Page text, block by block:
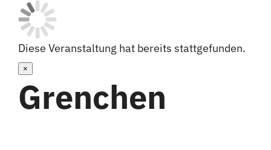
Diese Veranstaltung hat bereits stattgefunden.
×
Grenchen